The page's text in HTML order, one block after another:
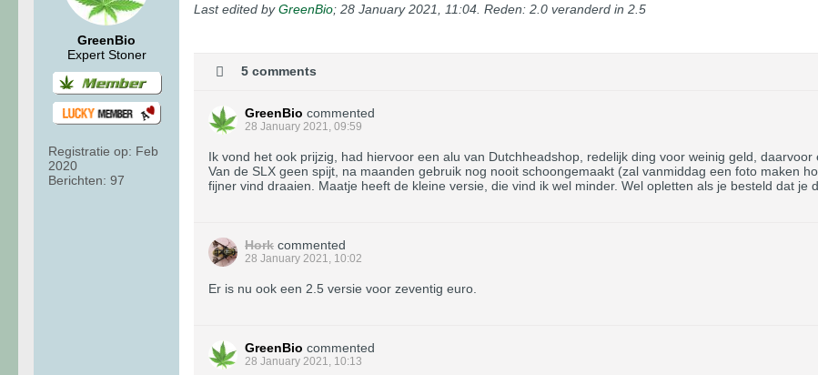
GreenBio
Expert Stoner
Registratie op: Feb
2020
Berichten: 97
Last edited byGreenBio; 28 January 2021, 11:04 Reden: 2.0 veranderd in 2.5
5 comments
GreenBio commented
28 January 2021, 09:59
Ik vond het ook prijzig, had hiervoor een alu van Dutchheadshop, redelijk ding voor weinig geld,
Van de SLX geen spijt, na maanden gebruik nog nooit schoongemaakt (zal vanmiddag een foto maken
fijner vind draaien. Maatje heeft de kleine versie, die vind ik wel minder. Wel opletten als je besteld dat je
Hork commented
28 January 2021, 10:02
Er is nu ook een 2.5 versie voor zeventig euro.
GreenBio commented
28 January 2021, 10:13